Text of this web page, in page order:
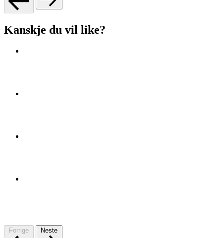
Kanskje du vil like?
Forrige Neste